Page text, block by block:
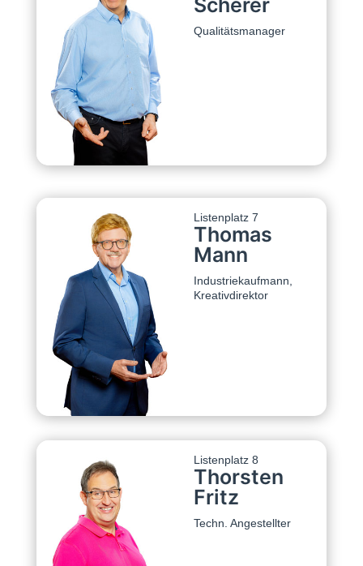
Scherer
Qualitätsmanager
Listenplatz 7
Thomas
Mann
Industriekaufmann,
Kreativdirektor
Listenplatz 8
Thorsten
Fritz
Techn. Angestellter